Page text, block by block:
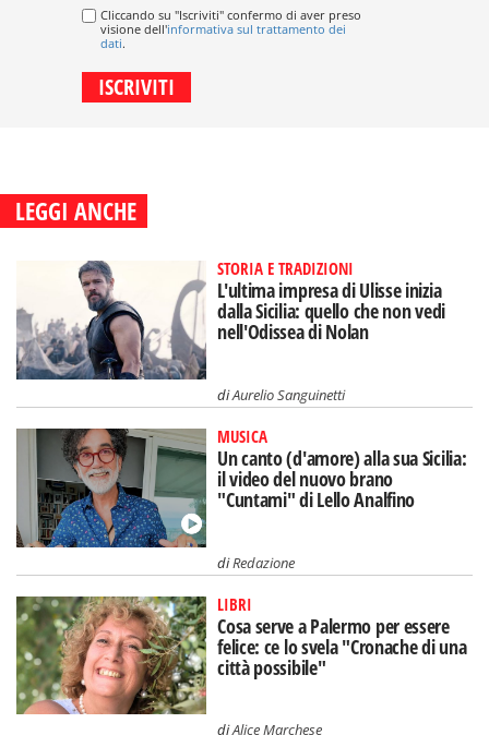
Cliccando su "Iscriviti" confermo di aver preso
visione dell'informativa sul trattamento dei
dati.
LEGGI ANCHE
STORIA E TRADIZIONI
L'ultima impresa di Ulisse inizia
dalla Sicilia: quello che non vedi
nell'Odissea di Nolan
diAurelio Sanguinetti
MUSICA
Un canto (d'amore) alla sua Sicilia:
il video del nuovo brano
"Cuntami" di Lello Analfino
diRedazione
LIBRI
Cosa serve a Palermo per essere
felice: ce lo svela "Cronache di una
città possibile"
diAlice Marchese